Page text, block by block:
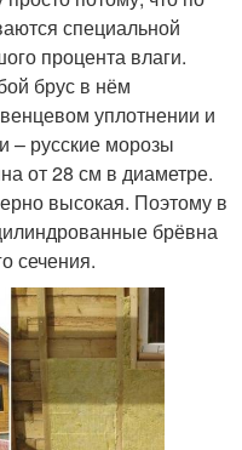
специальной
процента влаги.
брус в нём
уплотнении и
– русские морозы
от 28 см в диаметре.
высокая. Поэтому в
брёвна
сечения.